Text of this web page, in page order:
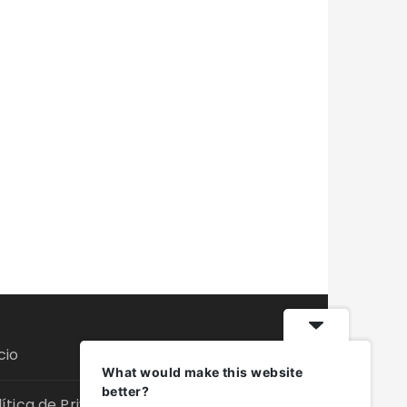
What would make this website
better?